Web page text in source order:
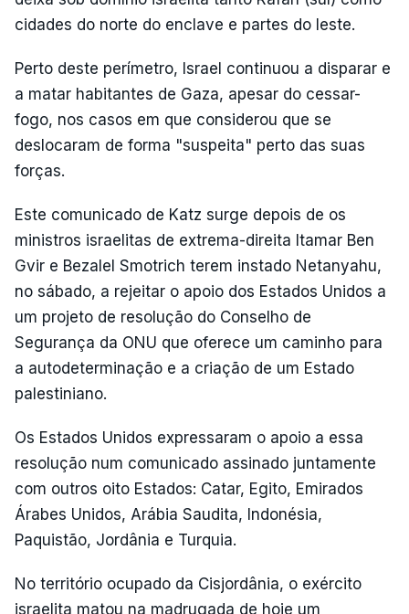
cidades do norte do enclave e partes do leste.
Perto deste perímetro, Israel continuou a disparar e
a matar habitantes de Gaza, apesar do cessar-
fogo, nos casos em que considerou que se
deslocaram de forma "suspeita" perto das suas
forças.
Este comunicado de Katz surge depois de os
ministros israelitas de extrema-direita Itamar Ben
Gvir e Bezalel Smotrich terem instado Netanyahu,
no sábado, a rejeitar o apoio dos Estados Unidos a
um projeto de resolução do Conselho de
Segurança da ONU que oferece um caminho para
a autodeterminação e a criação de um Estado
palestiniano.
Os Estados Unidos expressaram o apoio a essa
resolução num comunicado assinado juntamente
com outros oito Estados: Catar, Egito, Emirados
Árabes Unidos, Arábia Saudita, Indonésia,
Paquistão, Jordânia e Turquia.
No território ocupado da Cisjordânia, o exército
israelita matou na madrugada de hoje um